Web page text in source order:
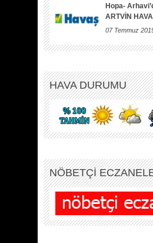
Hopa-
ARTVİN
07 Temmuz
HAVA DURUMU
NÖBETÇİ